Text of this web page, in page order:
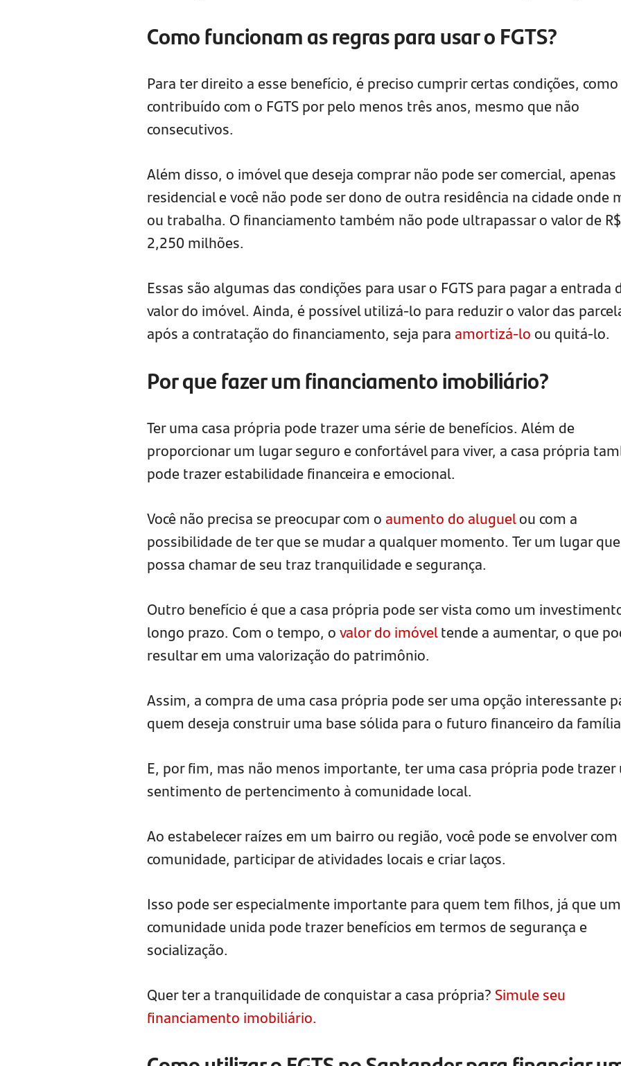
Como funcionam as regras para usar o FGTS?
Para ter direito a esse benefício, é preciso cumprir certas condições,
contribuído com o FGTS por pelo menos três anos, mesmo que não
consecutivos.
Além disso, o imóvel que deseja comprar não pode ser comercial, apenas
residencial e você não pode ser dono de outra residência na cidade onde
ou trabalha. O financiamento também não pode ultrapassar o valor de R$
2,250 milhões.
Essas são algumas das condições para usar o FGTS para pagar a entrada
valor do imóvel. Ainda, é possível utilizá-lo para reduzir o valor das
após a contratação do financiamento, seja para amortizá-loou quitá-lo.
Por que fazer um financiamento imobiliário?
Ter uma casa própria pode trazer uma série de benefícios. Além de
proporcionar um lugar seguro e confortável para viver, a casa própria
pode trazer estabilidade financeira e emocional.
Você não precisa se preocupar com o aumento do aluguelou com a
possibilidade de ter que se mudar a qualquer momento. Ter um lugar
possa chamar de seu traz tranquilidade e segurança.
Outro benefício é que a casa própria pode ser vista como um
longo prazo. Com o tempo, ovalor do imóveltende a aumentar, o que
resultar em uma valorização do patrimônio.
Assim, a compra de uma casa própria pode ser uma opção interessante
quem deseja construir uma base sólida para o futuro financeiro da
E, por fim, mas não menos importante, ter uma casa própria pode trazer
sentimento de pertencimento à comunidade local.
Ao estabelecer raízes em um bairro ou região, você pode se envolver com
comunidade, participar de atividades locais e criar laços.
Isso pode ser especialmente importante para quem tem filhos, já que
comunidade unida pode trazer benefícios em termos de segurança e
socialização.
Quer ter a tranquilidade de conquistar a casa própria? Simule seu
financiamento imobiliário.